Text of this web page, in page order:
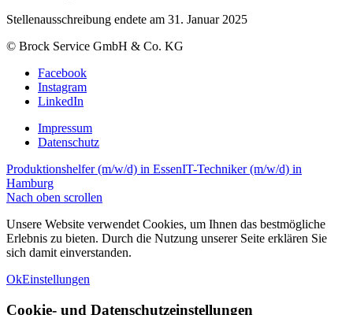
Stellenausschreibung endete am 31. Januar 2025
© Brock Service GmbH & Co. KG
Facebook
Instagram
LinkedIn
Impressum
Datenschutz
Produktionshelfer (m/w/d) in EssenIT-Techniker (m/w/d) in
Hamburg
Nach oben scrollen
Unsere Website verwendet Cookies, um Ihnen das bestmögliche
Erlebnis zu bieten. Durch die Nutzung unserer Seite erklären Sie
sich damit einverstanden.
OkEinstellungen
Cookie- und Datenschutzeinstellungen